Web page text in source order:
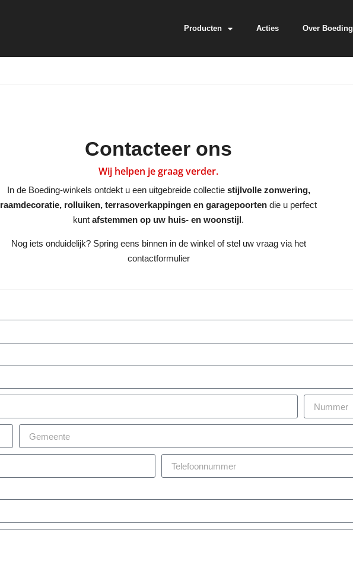
Producten Acties Over Boeding
Contacteer ons
Wij helpen je graag verder.
In de Boeding-winkels ontdekt u een uitgebreide collectie stijlvolle zonwering,
raamdecoratie, rolluiken, terrasoverkappingen en garagepoorten die u perfect
kunt afstemmen op uw huis- en woonstijl.
Nog iets onduidelijk? Spring eens binnen in de winkel of stel uw vraag via het
contactformulier